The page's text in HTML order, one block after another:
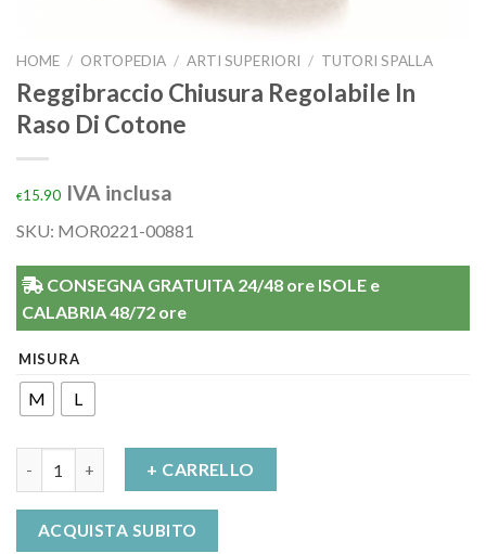
HOME / ORTOPEDIA / ARTI SUPERIORI / TUTORI SPALLA
Reggibraccio Chiusura Regolabile In
Raso Di Cotone
€15.90 IVA inclusa
SKU: MOR0221-00881
CONSEGNA GRATUITA 24/48 ore ISOLE e
CALABRIA 48/72 ore
MISURA
M L
Reggibraccio Chiusura Regolabile In Raso Di Cotone quantità
+ CARRELLO
ACQUISTA SUBITO